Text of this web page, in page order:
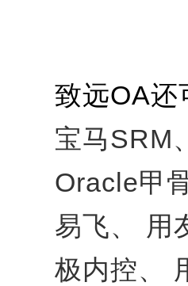
致远OA还
宝马SRM
Oracle甲
易飞、
用
极内控、